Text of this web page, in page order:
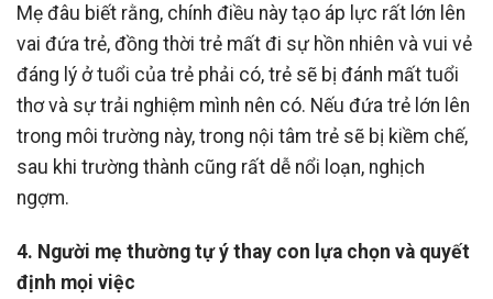
Mẹ đâu biết rằng, chính điều này tạo áp lực rất lớn lên
vai đứa trẻ, đồng thời trẻ mất đi sự hồn nhiên và vui vẻ
đáng lý ở tuổi của trẻ phải có, trẻ sẽ bị đánh mất tuổi
thơ và sự trải nghiệm mình nên có. Nếu đứa trẻ lớn lên
trong môi trường này, trong nội tâm trẻ sẽ bị kiềm chế,
sau khi trường thành cũng rất dễ nổi loạn, nghịch
ngợm.
4. Người mẹ thường tự ý thay con lựa chọn và quyết
định mọi việc